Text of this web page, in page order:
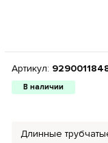
Артикул:
В наличии
Длинные